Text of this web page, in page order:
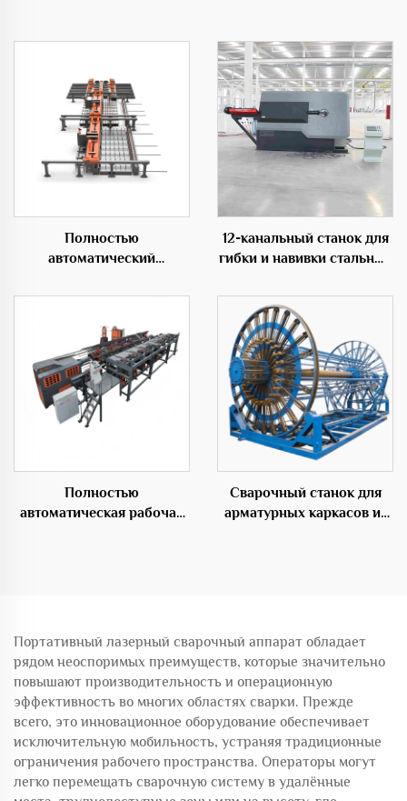
Полностью
автоматический
гибочный центр 50D
12-канальный станок для
гибки и навивки стальных
Полностью
автоматическая рабочая
Сварочный станок для
арматурных каркасов из
Портативный лазерный сварочный аппарат обладает
рядом неоспоримых преимуществ, которые значительно
повышают производительность и операционную
эффективность во многих областях сварки. Прежде
всего, это инновационное оборудование обеспечивает
исключительную мобильность, устраняя традиционные
ограничения рабочего пространства. Операторы могут
легко перемещать сварочную систему в удалённые